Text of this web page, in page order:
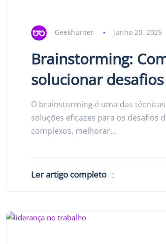
Geekhunter junho 20, 2025
Brainstorming:
solucionar desafios
O brainstorming é uma das
soluções eficazes para os
complexos, melhorar…
Ler artigo completo